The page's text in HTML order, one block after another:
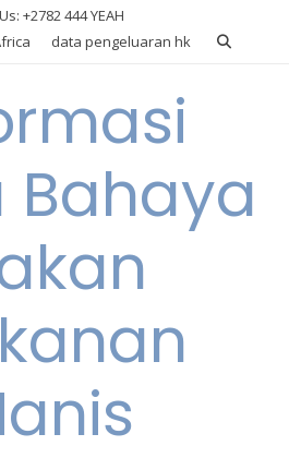
+2782 444 YEAH
data pengeluaran hk
Bahaya